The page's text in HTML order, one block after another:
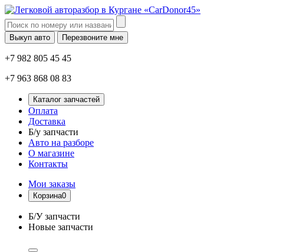
Выкуп авто Перезвоните мне
+7 982 805 45 45
+7 963 868 08 83
Каталог запчастей
Оплата
Доставка
Б/у запчасти
Авто на разборе
О магазине
Контакты
Мои заказы
Корзина0
Б/У запчасти
Новые запчасти